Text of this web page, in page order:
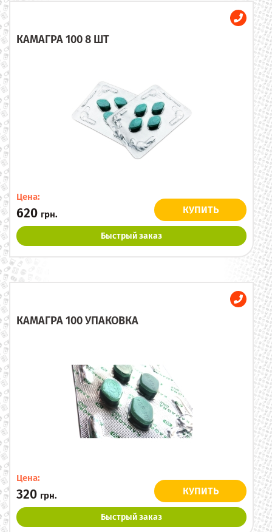
КАМАГРА 100 8 ШТ
Цена:
620 грн. КУПИТЬ
Быстрый заказ
КАМАГРА 100 УПАКОВКА
Цена:
320 грн. КУПИТЬ
Быстрый заказ